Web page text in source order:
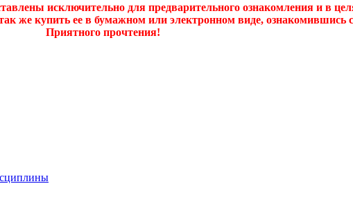
исключительно для предварительного ознакомления и в
же купить ее в бумажном или электронном виде, ознакомившись
Приятного прочтения!